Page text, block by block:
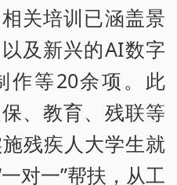
关培训已涵盖景
及新兴的AI数字
作等20余项。此
、教育、残联等
残疾人大学生就
对一”帮扶，从工